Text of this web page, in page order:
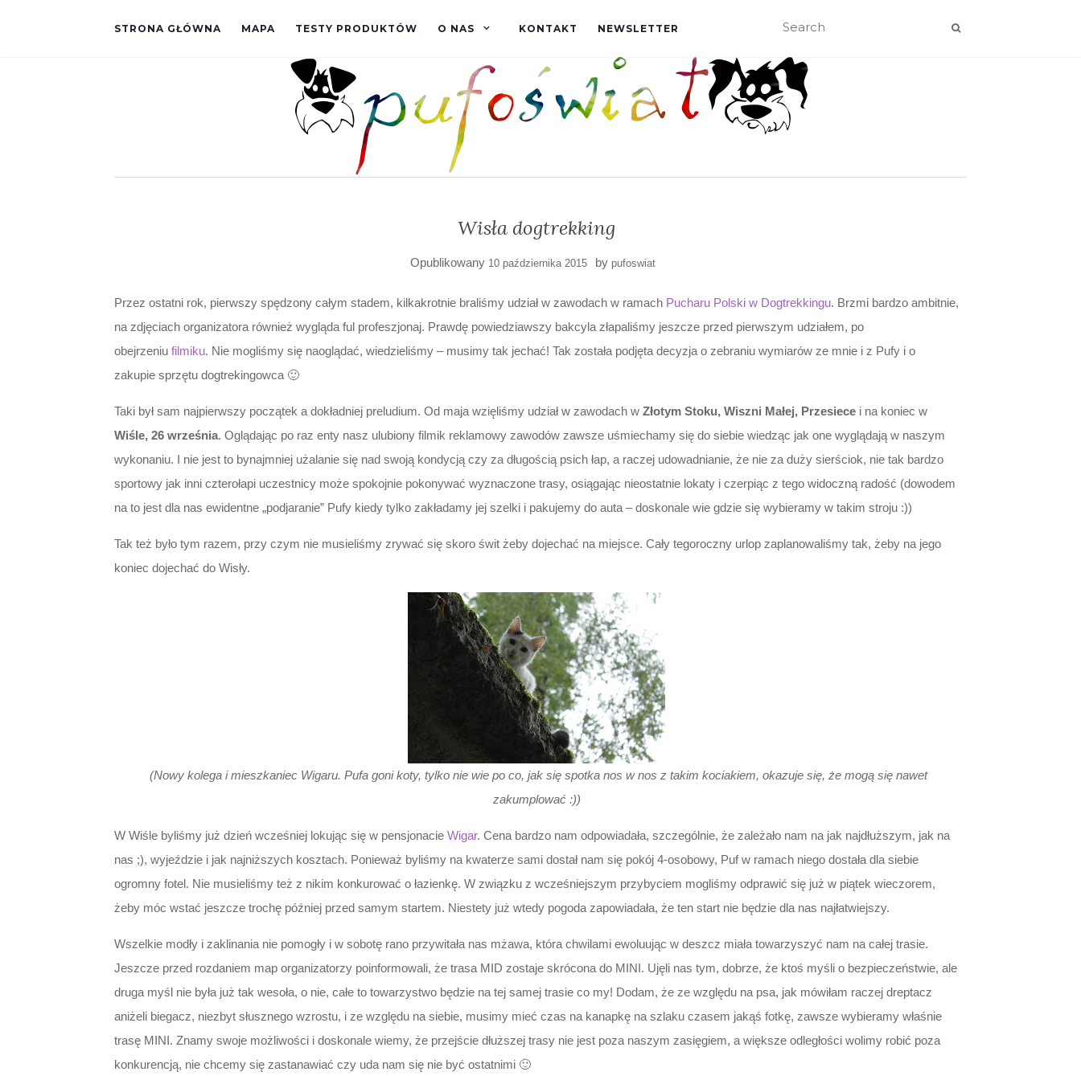
STRONA GŁÓWNA MAPA TESTY PRODUKTÓW O NAS KONTAKT NEWSLETTER
Wisła dogtrekking
Opublikowany 10 października 2015 by pufoswiat
Przez ostatni rok, pierwszy spędzony całym stadem, kilkakrotnie braliśmy udział w zawodach w ramach Pucharu Polski w Dogtrekkingu. Brzmi bardzo ambitnie,
na zdjęciach organizatora również wygląda ful profeszjonaj. Prawdę powiedziawszy bakcyla złapaliśmy jeszcze przed pierwszym udziałem, po
obejrzeniu filmiku. Nie mogliśmy się naoglądać, wiedzieliśmy – musimy tak jechać! Tak została podjęta decyzja o zebraniu wymiarów ze mnie i z Pufy i o
zakupie sprzętu dogtrekingowca 🙂
Taki był sam najpierwszy początek a dokładniej preludium. Od maja wzięliśmy udział w zawodach w Złotym Stoku, Wiszni Małej, Przesiece i na koniec w
Wiśle, 26 września. Oglądając po raz enty nasz ulubiony filmik reklamowy zawodów zawsze uśmiechamy się do siebie wiedząc jak one wyglądają w naszym
wykonaniu. I nie jest to bynajmniej użalanie się nad swoją kondycją czy za długością psich łap, a raczej udowadnianie, że nie za duży sierściok, nie tak bardzo
sportowy jak inni czterołapi uczestnicy może spokojnie pokonywać wyznaczone trasy, osiągając nieostatnie lokaty i czerpiąc z tego widoczną radość (dowodem
na to jest dla nas ewidentne „podjaranie” Pufy kiedy tylko zakładamy jej szelki i pakujemy do auta – doskonale wie gdzie się wybieramy w takim stroju :))
Tak też było tym razem, przy czym nie musieliśmy zrywać się skoro świt żeby dojechać na miejsce. Cały tegoroczny urlop zaplanowaliśmy tak, żeby na jego
koniec dojechać do Wisły.
(Nowy kolega i mieszkaniec Wigaru. Pufa goni koty, tylko nie wie po co, jak się spotka nos w nos z takim kociakiem, okazuje się, że mogą się nawet
zakumplować :))
W Wiśle byliśmy już dzień wcześniej lokując się w pensjonacie Wigar. Cena bardzo nam odpowiadała, szczególnie, że zależało nam na jak najdłuższym, jak na
nas ;), wyjeździe i jak najniższych kosztach. Ponieważ byliśmy na kwaterze sami dostał nam się pokój 4-osobowy, Puf w ramach niego dostała dla siebie
ogromny fotel. Nie musieliśmy też z nikim konkurować o łazienkę. W związku z wcześniejszym przybyciem mogliśmy odprawić się już w piątek wieczorem,
żeby móc wstać jeszcze trochę później przed samym startem. Niestety już wtedy pogoda zapowiadała, że ten start nie będzie dla nas najłatwiejszy.
Wszelkie modły i zaklinania nie pomogły i w sobotę rano przywitała nas mżawa, która chwilami ewoluując w deszcz miała towarzyszyć nam na całej trasie.
Jeszcze przed rozdaniem map organizatorzy poinformowali, że trasa MID zostaje skrócona do MINI. Ujęli nas tym, dobrze, że ktoś myśli o bezpieczeństwie, ale
druga myśl nie była już tak wesoła, o nie, całe to towarzystwo będzie na tej samej trasie co my! Dodam, że ze względu na psa, jak mówiłam raczej dreptacz
aniżeli biegacz, niezbyt słusznego wzrostu, i ze względu na siebie, musimy mieć czas na kanapkę na szlaku czasem jakąś fotkę, zawsze wybieramy właśnie
trasę MINI. Znamy swoje możliwości i doskonale wiemy, że przejście dłuższej trasy nie jest poza naszym zasięgiem, a większe odległości wolimy robić poza
konkurencją, nie chcemy się zastanawiać czy uda nam się nie być ostatnimi 🙂